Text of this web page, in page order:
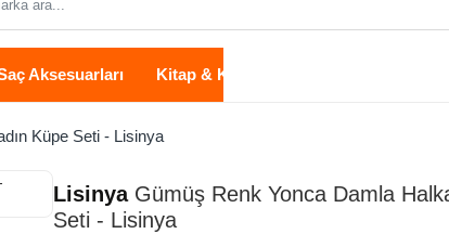
Aksesuarları Kitap & Kırtasiye
Küpe Seti - Lisinya
LisinyaGümüş Renk Yonca Damla
Seti - Lisinya